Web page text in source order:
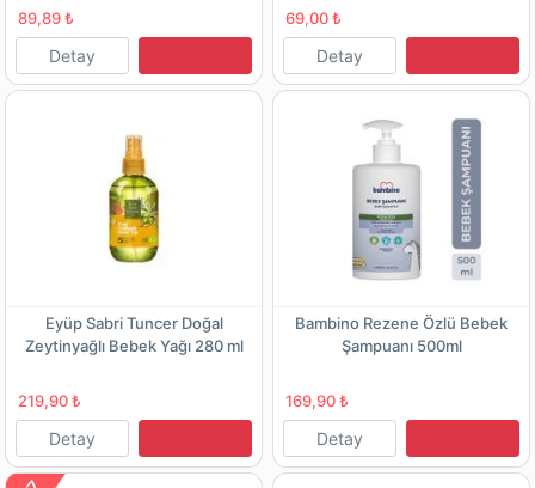
89,89 ₺
Detay
69,00 ₺
Detay
Eyüp Sabri Tuncer Doğal
Zeytinyağlı Bebek Yağı 280 ml
219,90 ₺
Detay
Bambino Rezene Özlü Bebek
Şampuanı 500ml
169,90 ₺
Detay